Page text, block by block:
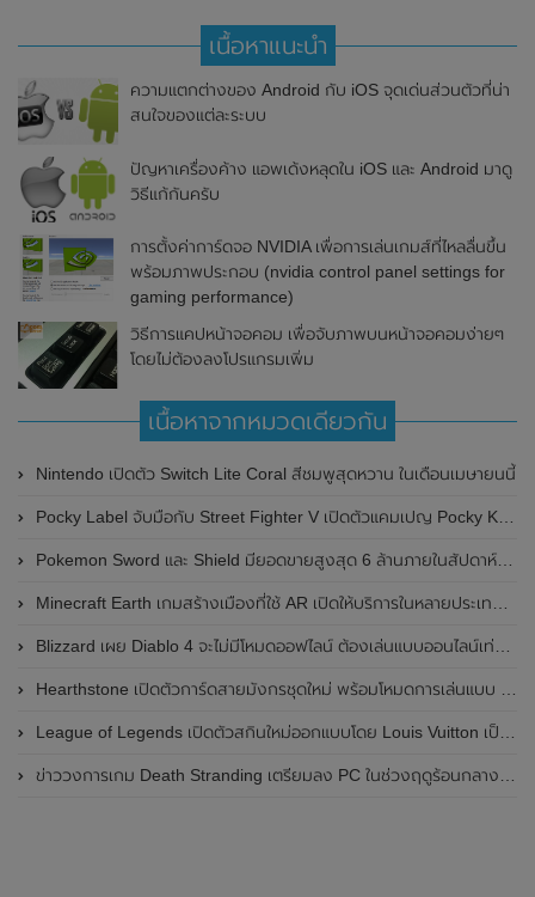
เนื้อหาแนะนำ
ความแตกต่างของ Android กับ iOS จุดเด่นส่วนตัวที่น่า
สนใจของแต่ละระบบ
ปัญหาเครื่องค้าง แอพเด้งหลุดใน iOS และ Android มาดู
วิธีแก้กันครับ
การตั้งค่าการ์ดจอ NVIDIA เพื่อการเล่นเกมส์ที่ไหลลื่นขึ้น
พร้อมภาพประกอบ (nvidia control panel settings for
gaming performance)
วิธีการแคปหน้าจอคอม เพื่อจับภาพบนหน้าจอคอมง่ายๆ
โดยไม่ต้องลงโปรแกรมเพิ่ม
เนื้อหาจากหมวดเดียวกัน
Nintendo เปิดตัว Switch Lite Coral สีชมพูสุดหวาน ในเดือนเมษายนนี้
Pocky Label จับมือกับ Street Fighter V เปิดตัวแคมเปญ Pocky K.O. Challenge สำหรับนักเล่นเกมทั่วโลก
Pokemon Sword และ Shield มียอดขายสูงสุด 6 ล้านภายในสัปดาห์แรก
Minecraft Earth เกมสร้างเมืองที่ใช้ AR เปิดให้บริการในหลายประเทศรวมถึงสหรัฐอเมริกาด้วย
Blizzard เผย Diablo 4 จะไม่มีโหมดออฟไลน์ ต้องเล่นแบบออนไลน์เท่านั้น
Hearthstone เปิดตัวการ์ดสายมังกรชุดใหม่ พร้อมโหมดการเล่นแบบ Auto-battler
League of Legends เปิดตัวสกินใหม่ออกแบบโดย Louis Vuitton เป็นครั้งแรก
ข่าววงการเกม Death Stranding เตรียมลง PC ในช่วงฤดูร้อนกลางปีหน้า